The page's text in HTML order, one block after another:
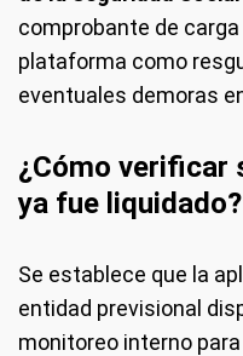
comprobante de
plataforma como
eventuales demoras
¿Cómo verificar
ya fue liquidado?
Se establece que la
entidad previsional
monitoreo interno